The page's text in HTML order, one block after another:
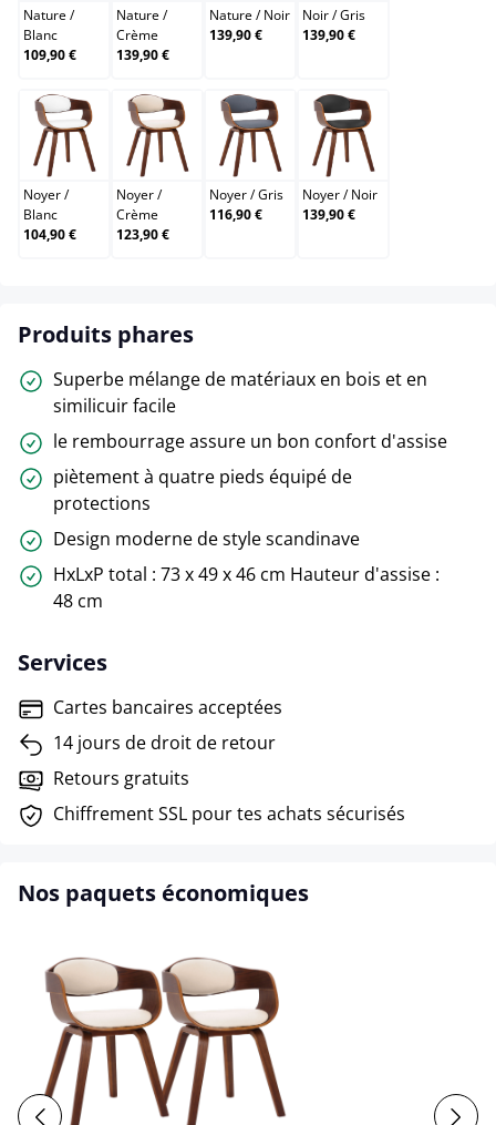
Nature/
Blanc
109,90 €
Nature/
Crème
139,90 €
Nature/Noir
139,90 €
Noir/Gris
139,90 €
Noyer / Blanc
Noyer/
Blanc
104,90 €
Noyer / Crème
Noyer/
Crème
123,90 €
Noyer / Gris
Noyer/Gris
116,90 €
Noyer / Noir
Noyer/Noir
139,90 €
Produits phares
Superbe mélange de matériaux en bois et en
similicuir facile
le rembourrage assure un bon confort d'assise
piètement à quatre pieds équipé de
protections
Design moderne de style scandinave
HxLxP total : 73 x 49 x 46 cm Hauteur d'assise :
48 cm
Services
Cartes bancaires acceptées
14 jours de droit de retour
Retours gratuits
Chiffrement SSL pour tes achats sécurisés
Nos paquets économiques